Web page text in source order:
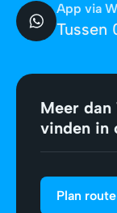
App via
Tussen
Meer dan
vinden in
Plan route